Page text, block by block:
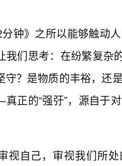
分钟》之所以能够触动
我们思考：在纷繁复杂
守？是物质的丰裕，还
正的“强弙”，源自于
视自己，审视我们所